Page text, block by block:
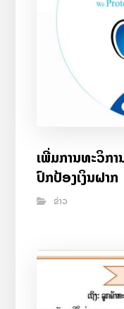
ເພີ່ມການທະວິກ
ປົກປ້ອງເງິນຝາກ
ຂ່າວ